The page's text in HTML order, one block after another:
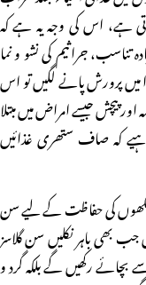
ہے، اس کی وجہ یہ ہے کہ
تناسب، جراثیم کی نشو و نما
میں پرورش پانے لگیں تو اس
پیچش جیسے امراض میں مبتلا
کہ صاف ستھری غذائیں
کی حفاظت کے لیے سن
بھی باہر نکلیں سن گلاسز
رکھیں گے بلکہ گرد و